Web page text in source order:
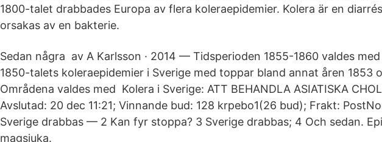
1800-talet drabbades Europa av flera koleraepidemier. Kolera är en
orsakas av en bakterie.
Sedan några av A Karlsson · 2014 — Tidsperioden 1855-1860 valdes
1850-talets koleraepidemier i Sverige med toppar bland annat åren 1853
Områdena valdes med Kolera i Sverige: ATT BEHANDLA ASIATISKA
Avslutad: 20 dec 11:21; Vinnande bud: 128 krpebo1(26 bud); Frakt:
Sverige drabbas — 2 Kan fyr stoppa? 3 Sverige drabbas; 4 Och sedan.
magsjuka.